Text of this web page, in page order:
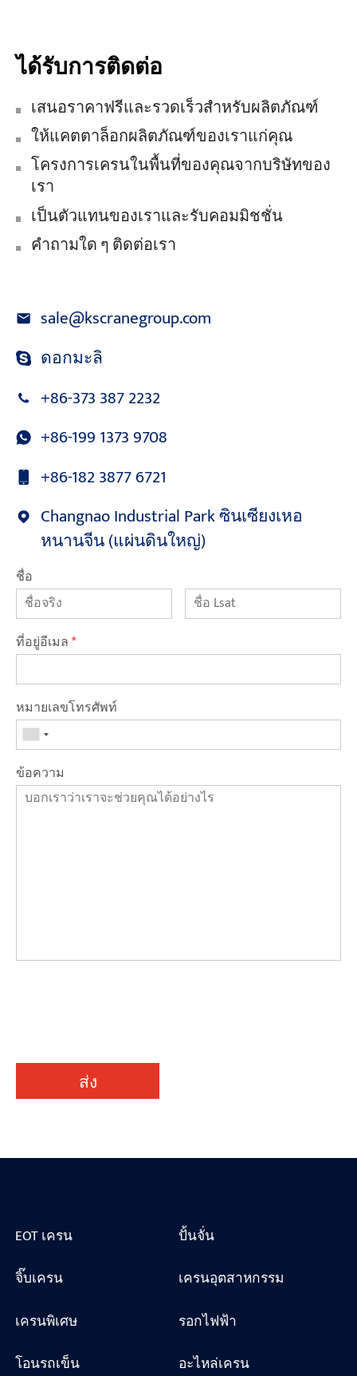
ได้รับการติดต่อ
เสนอราคาฟรีและรวดเร็วสำหรับผลิตภัณฑ์
ให้แคตตาล็อกผลิตภัณฑ์ของเราแก่คุณ
โครงการเครนในพื้นที่ของคุณจากบริษัทของ
เรา
เป็นตัวแทนของเราและรับคอมมิชชั่น
คำถามใด ๆ ติดต่อเรา
sale@kscranegroup.com
ดอกมะลิ
+86-373 387 2232
+86-199 1373 9708
+86-182 3877 6721
Changnao Industrial Park ซินเซียงเหอ
หนานจีน (แผ่นดินใหญ่)
ชื่อ
ที่อยู่อีเมล*
หมายเลขโทรศัพท์
ข้อความ
ส่ง
EOT เครน
ปั้นจั่น
จิ๊บเครน
เครนอุตสาหกรรม
เครนพิเศษ
รอกไฟฟ้า
โอนรถเข็น
อะไหล่เครน